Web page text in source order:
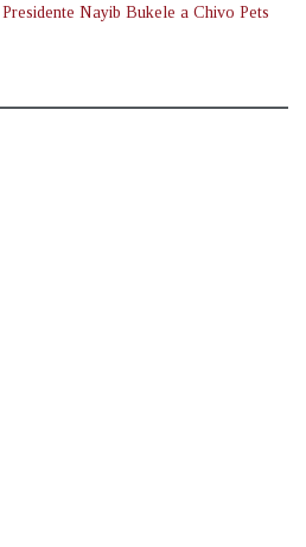
Nayib Bukele a Chivo Pets